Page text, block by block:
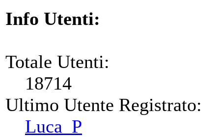
Info Utenti:
Totale Utenti:
18714
Ultimo Utente Registrato:
Luca_P